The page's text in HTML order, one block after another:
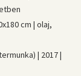
cm | olaj,
| 2017 |